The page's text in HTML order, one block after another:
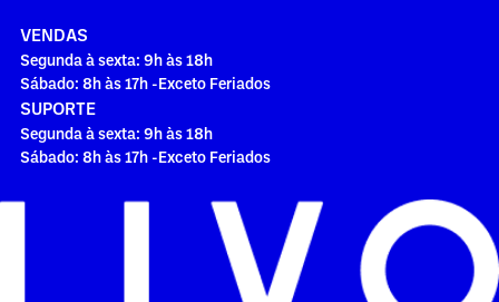
VENDAS
Segunda à sexta: 9h às 18h
Sábado: 8h às 17h -Exceto Feriados
SUPORTE
Segunda à sexta: 9h às 18h
Sábado: 8h às 17h -Exceto Feriados